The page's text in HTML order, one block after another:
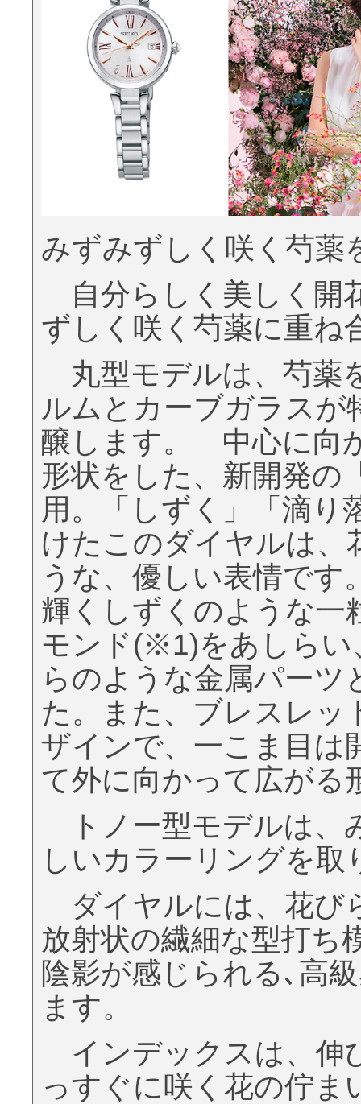
みずみずしく咲く芍薬
自分らしく美しく開
ずしく咲く芍薬に重ね
丸型モデルは、芍薬
ルムとカーブガラスが
醸します。 中心に向
形状をした、新開発の
用。「しずく」「滴り
けたこのダイヤルは、
うな、優しい表情で
輝くしずくのような一
モンド(※1)をあしらい
らのような金属パーツ
た。また、ブレスレッ
ザインで、一こま目は
て外に向かって広がる
トノー型モデルは、
しいカラーリングを
ダイヤルには、花び
放射状の繊細な型打ち
陰影が感じられる､高
ます。
インデックスは、伸
っすぐに咲く花の佇ま